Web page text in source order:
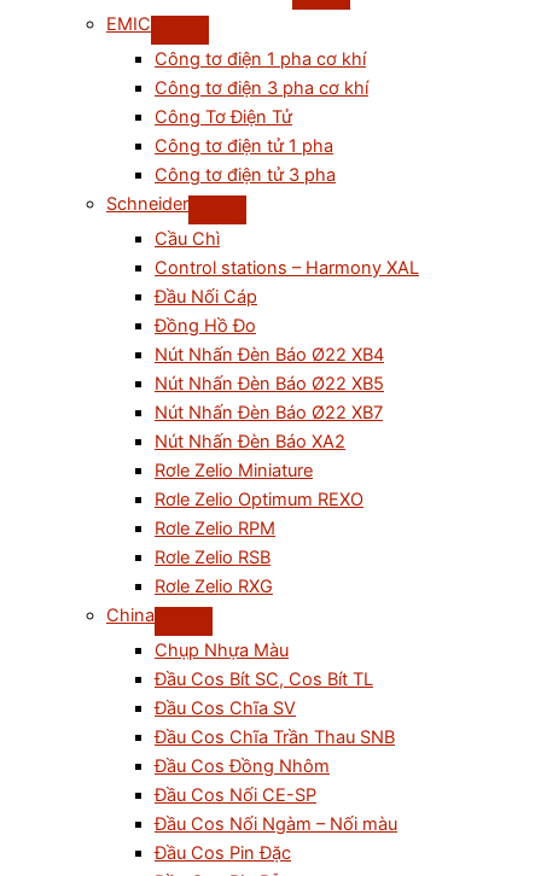
EMIC
Công tơ điện 1 pha cơ khí
Công tơ điện 3 pha cơ khí
Công Tơ Điện Tử
Công tơ điện tử 1 pha
Công tơ điện tử 3 pha
Schneider
Cầu Chì
Control stations – Harmony XAL
Đầu Nối Cáp
Đồng Hồ Đo
Nút Nhấn Đèn Báo Ø22 XB4
Nút Nhấn Đèn Báo Ø22 XB5
Nút Nhấn Đèn Báo Ø22 XB7
Nút Nhấn Đèn Báo XA2
Rơle Zelio Miniature
Rơle Zelio Optimum REXO
Rơle Zelio RPM
Rơle Zelio RSB
Rơle Zelio RXG
China
Chụp Nhựa Màu
Đầu Cos Bít SC, Cos Bít TL
Đầu Cos Chĩa SV
Đầu Cos Chĩa Trần Thau SNB
Đầu Cos Đồng Nhôm
Đầu Cos Nối CE-SP
Đầu Cos Nối Ngàm – Nối màu
Đầu Cos Pin Đặc